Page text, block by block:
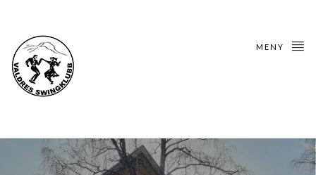
MENY